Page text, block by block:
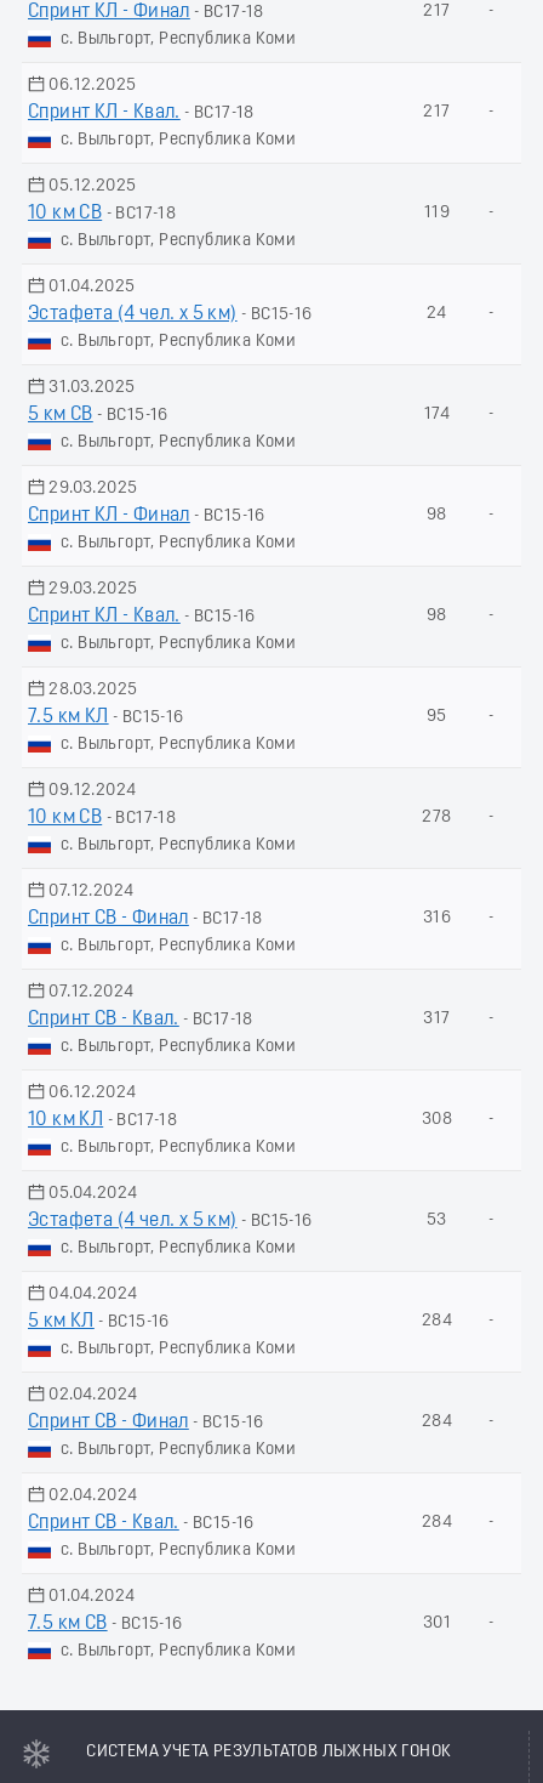
Спринт КЛ - Финал - ВС17-18
с. Выльгорт, Республика Коми
217 -
06.12.2025
Спринт КЛ - Квал. - ВС17-18
с. Выльгорт, Республика Коми
217 -
05.12.2025
10 км СВ - ВС17-18
с. Выльгорт, Республика Коми
119 -
01.04.2025
Эстафета (4 чел. х 5 км) - ВС15-16
с. Выльгорт, Республика Коми
24 -
31.03.2025
5 км СВ - ВС15-16
с. Выльгорт, Республика Коми
174 -
29.03.2025
Спринт КЛ - Финал - ВС15-16
с. Выльгорт, Республика Коми
98 -
29.03.2025
Спринт КЛ - Квал. - ВС15-16
с. Выльгорт, Республика Коми
98 -
28.03.2025
7.5 км КЛ
- ВС15-16
с. Выльгорт, Республика Коми
95 -
09.12.2024
10 км СВ - ВС17-18
с. Выльгорт, Республика Коми
278 -
07.12.2024
Спринт СВ - Финал - ВС17-18
с. Выльгорт, Республика Коми
316 -
07.12.2024
Спринт СВ - Квал. - ВС17-18
с. Выльгорт, Республика Коми
317 -
06.12.2024
10 км КЛ
- ВС17-18
с. Выльгорт, Республика Коми
308 -
05.04.2024
Эстафета (4 чел. х 5 км) - ВС15-16
с. Выльгорт, Республика Коми
53 -
04.04.2024
5 км КЛ
- ВС15-16
с. Выльгорт, Республика Коми
284 -
02.04.2024
Спринт СВ - Финал - ВС15-16
с. Выльгорт, Республика Коми
284 -
02.04.2024
Спринт СВ - Квал. - ВС15-16
с. Выльгорт, Республика Коми
284 -
01.04.2024
7.5 км СВ - ВС15-16
с. Выльгорт, Республика Коми
301 -
СИСТЕМА УЧЕТА РЕЗУЛЬТАТОВ ЛЫЖНЫХ ГОНОК